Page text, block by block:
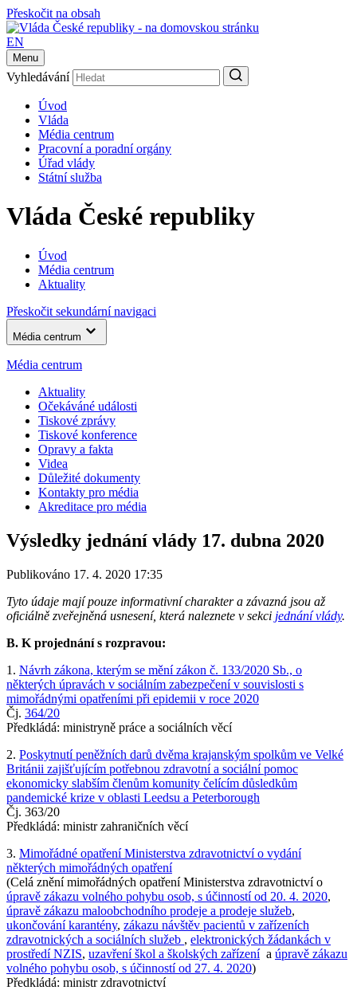
Přeskočit na obsah
EN
Menu
Vyhledávání
Úvod
Vláda
Média centrum
Pracovní a poradní orgány
Úřad vlády
Státní služba
Vláda České republiky
Úvod
Média centrum
Aktuality
Přeskočit sekundární navigaci
Média centrum
Média centrum
Aktuality
Očekáváné události
Tiskové zprávy
Tiskové konference
Opravy a fakta
Videa
Důležité dokumenty
Kontakty pro média
Akreditace pro média
Výsledky jednání vlády 17. dubna 2020
Publikováno 17. 4. 2020 17:35
Tyto údaje mají pouze informativní charakter a závazná jsou až
oficiálně zveřejněná usnesení, která naleznete v sekci jednání vlády.
B. K projednání s rozpravou:
1. Návrh zákona, kterým se mění zákon č. 133/2020 Sb., o
některých úpravách v sociálním zabezpečení v souvislosti s
mimořádnými opatřeními při epidemii v roce 2020
Čj. 364/20
Předkládá: ministryně práce a sociálních věcí
2. Poskytnutí peněžních darů dvěma krajanským spolkům ve Velké
Británii zajišťujícím potřebnou zdravotní a sociální pomoc
ekonomicky slabším členům komunity čelícím důsledkům
pandemické krize v oblasti Leedsu a Peterborough
Čj. 363/20
Předkládá: ministr zahraničních věcí
3. Mimořádné opatření Ministerstva zdravotnictví o vydání
některých mimořádných opatření
(Celá znění mimořádných opatření Ministerstva zdravotnictví o
úpravě zákazu volného pohybu osob, s účinností od 20. 4. 2020,
úpravě zákazu maloobchodního prodeje a prodeje služeb,
ukončování karantény, zákazu návštěv pacientů v zařízeních
zdravotnických a sociálních služeb , elektronických žádankách v
prostředí NZIS, uzavření škol a školských zařízenía úpravě zákazu
volného pohybu osob, s účinností od 27. 4. 2020)
Předkládá: ministr zdravotnictví